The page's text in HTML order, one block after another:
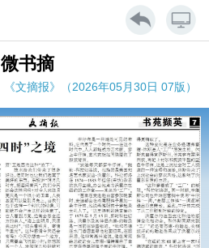
微书摘
《文摘报》（2026年05月30日 07版）